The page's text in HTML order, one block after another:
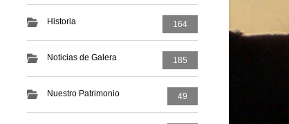
Historia 164
Noticias de Galera 185
Nuestro Patrimonio 49